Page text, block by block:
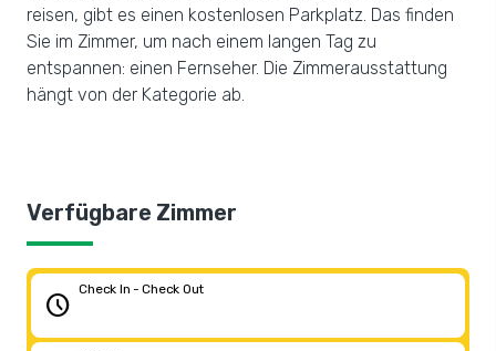
reisen, gibt es einen kostenlosen Parkplatz. Das finden
Sie im Zimmer, um nach einem langen Tag zu
entspannen: einen Fernseher. Die Zimmerausstattung
hängt von der Kategorie ab.
Verfügbare Zimmer
schedule
Check In - Check Out